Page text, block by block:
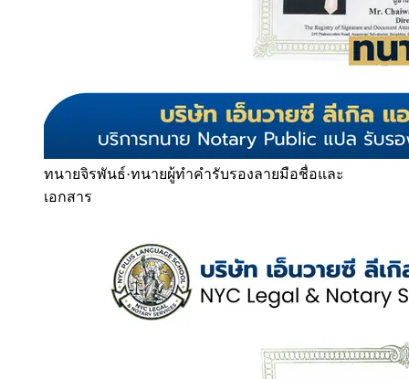
ทนายจิรพันธ์·ทนายผู้ทำคำรับรองลายมือชื่อและ
เอกสาร